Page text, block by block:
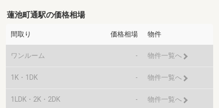
蓮池町通駅の価格相場
間取り 価格相場 物件
ワンルーム - 物件一覧へ
1K・1DK - 物件一覧へ
1LDK・2K・2DK - 物件一覧へ